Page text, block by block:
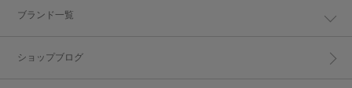
ブランド一覧
ショップブログ